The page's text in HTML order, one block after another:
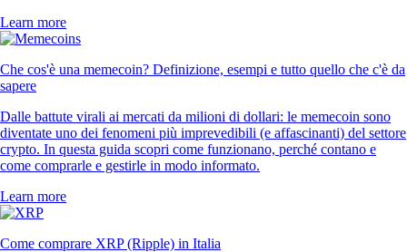
Learn more
Che cos'è una memecoin? Definizione, esempi e tutto quello che c'è da
sapere
Dalle battute virali ai mercati da milioni di dollari: le memecoin sono
diventate uno dei fenomeni più imprevedibili (e affascinanti) del settore
crypto. In questa guida scopri come funzionano, perché contano e
come comprarle e gestirle in modo informato.
Learn more
Come comprare XRP (Ripple) in Italia